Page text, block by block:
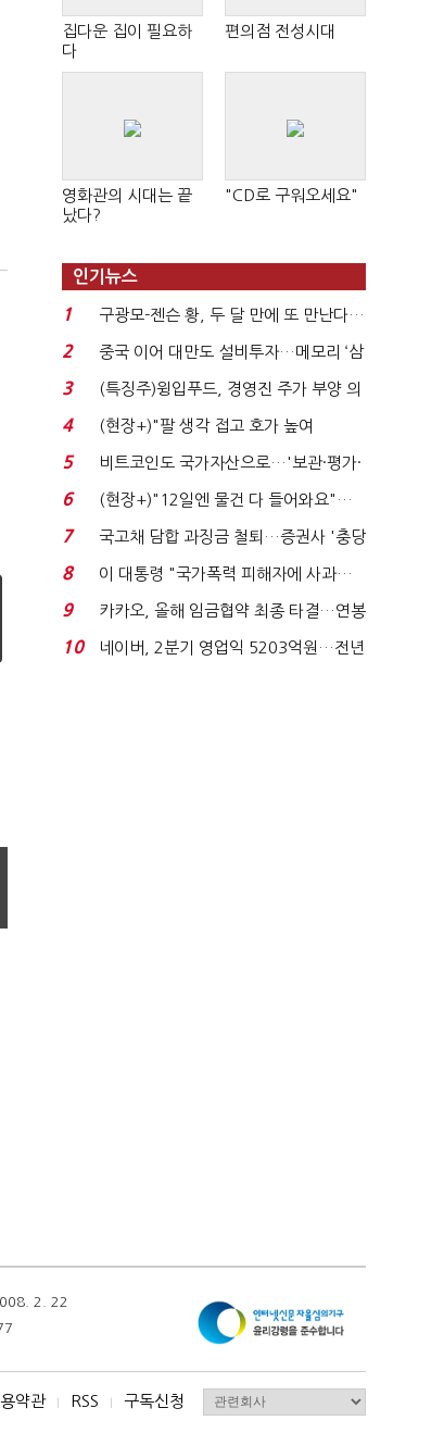
집다운 집이 필요하
다
편의점 전성시대
영화관의 시대는 끝
났다?
"CD로 구워오세요"
인기뉴스
1
구광모-젠슨 황, 두 달 만에 또 만난다…
로봇·AI 등 논...
2
중국 이어 대만도 설비투자…메모리 ‘삼
국전쟁’
3
(특징주)윙입푸드, 경영진 주가 부양 의
지에 상한가...
4
(현장+)"팔 생각 접고 호가 높여
요"…'덜 똘똘한 한 채' 20...
5
비트코인도 국가자산으로…'보관·평가·
처분' 기준은 ...
6
(현장+)"12일엔 물건 다 들어와요"…
빈 매대 채우며 문 연 ...
7
국고채 담합 과징금 철퇴…증권사 '충당
금 폭탄' 우려...
8
이 대통령 "국가폭력 피해자에 사과…
적극적 조사로 진...
9
카카오, 올해 임금협약 최종 타결…연봉
6.3% 인상·격려...
10
네이버, 2분기 영업익 5203억원…전년
2. 22
약관 I RSS I 구독신청